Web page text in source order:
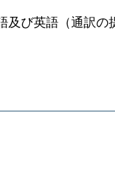
び英語（通訳の